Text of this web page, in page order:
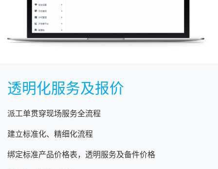
透明化服务及报价
派工单贯穿现场服务全流程
建立标准化、精细化流程
绑定标准产品价格表，透明服务及备件价格